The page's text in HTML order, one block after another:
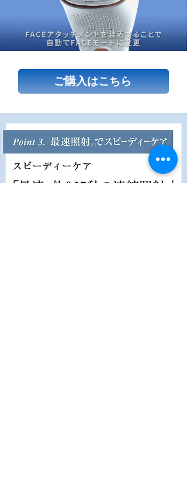
ご購入はこちら